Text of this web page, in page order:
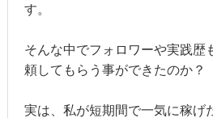
す。
そんな中でフォロワーや実践歴
頼してもらう事ができたのか？
実は、私が短期間で一気に稼げ